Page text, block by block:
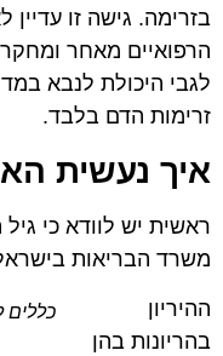
בזרימה. גישה זו
הרפואיים מאחר
לגבי היכולת לנבא
זרימות הדם בלבד.
איך נעשית
ראשית יש לוודא כי גיל
משרד הבריאות
כללים
ההיריון
בהריונות בהן